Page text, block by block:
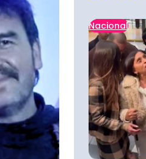
Nacional